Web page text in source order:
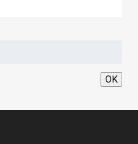
OK